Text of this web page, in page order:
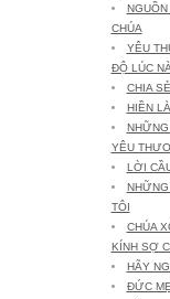
CHÚA
YÊU
ĐỘ LÚC
CHIA
HIỀN
YÊU
LỜI
TÔI
CHÚA
KÍNH SỢ
HÃY
ĐỨC